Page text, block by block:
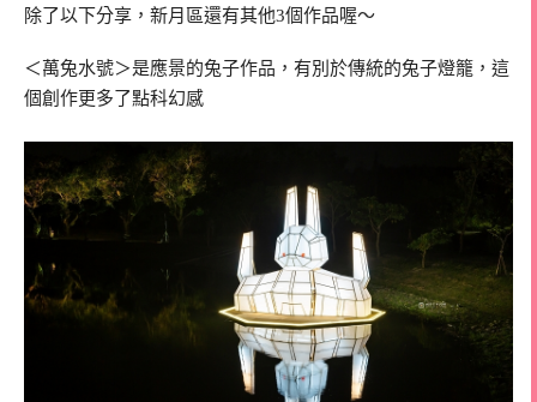
除了以下分享，新月區還有其他3個作品喔～
＜萬兔水號＞是應景的兔子作品，有別於傳統的兔子燈籠，這
個創作更多了點科幻感